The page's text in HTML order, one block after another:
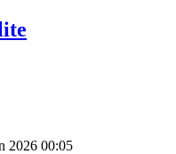
2026 00:05